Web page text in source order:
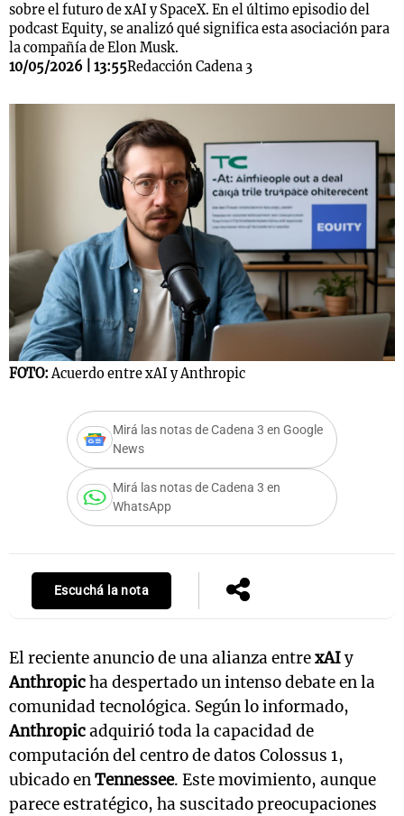
sobre el futuro de xAI y SpaceX. En el último episodio del
podcast Equity, se analizó qué significa esta asociación para
la compañía de Elon Musk.
10/05/2026 | 13:55Redacción Cadena 3
FOTO:Acuerdo entre xAI y Anthropic
Mirá las notas de Cadena 3 en Google
News
Mirá las notas de Cadena 3 en
WhatsApp
Escuchá la nota
El reciente anuncio de una alianza entrexAIy
Anthropicha despertado un intenso debate en la
comunidad tecnológica. Según lo informado,
Anthropicadquirió toda la capacidad de
computación del centro de datos Colossus 1,
ubicado enTennessee. Este movimiento, aunque
parece estratégico, ha suscitado preocupaciones
Notas